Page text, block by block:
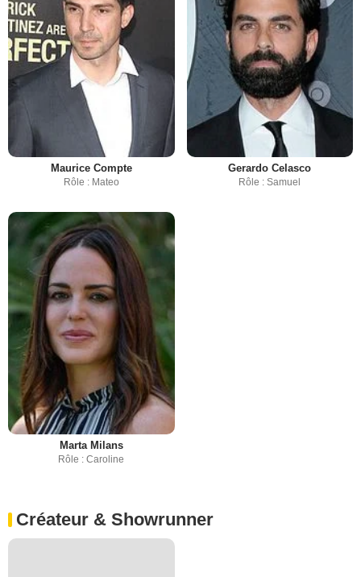
Maurice Compte
Rôle : Mateo
Gerardo Celasco
Rôle : Samuel
Marta Milans
Rôle : Caroline
Créateur & Showrunner